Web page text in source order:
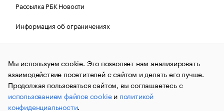
Рассылка РБК Новости
Информация об ограничениях
Правовая информация
О соблюдении авторских прав
© АО «РОСБИЗНЕСКОНСАЛТИНГ»,1995–2026.Сообщения
и материалы информационного агентства «РБК»
(зарегистрировано Федеральной службой по надзору в сфере
связи, информационных технологий и массовых
коммуникаций (Роскомнадзор) 09.12.2015 за номером ИА
№ФС77-63848) сопровождаются пометкой «РБК». Отдельные
Мы используем cookie. Это позволяет нам анализировать
взаимодействие посетителей с сайтом и делать его лучше.
Продолжая пользоваться сайтом, вы соглашаетесь с
использованием файлов cookieи политикой
конфиденциальности.